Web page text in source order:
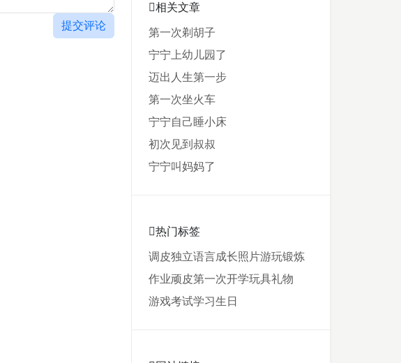
提交评论
相关文章
第一次剃胡子
宁宁上幼儿园了
迈出人生第一步
第一次坐火车
宁宁自己睡小床
初次见到叔叔
宁宁叫妈妈了
热门标签
调皮独立语言成长照片游玩锻炼
作业顽皮第一次开学玩具礼物
游戏考试学习生日